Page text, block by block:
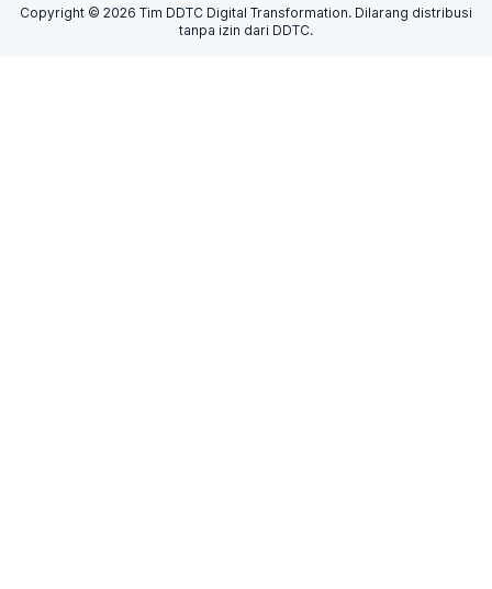
Copyright © 2026 Tim DDTC Digital Transformation. Dilarang distribusi
tanpa izin dari DDTC.